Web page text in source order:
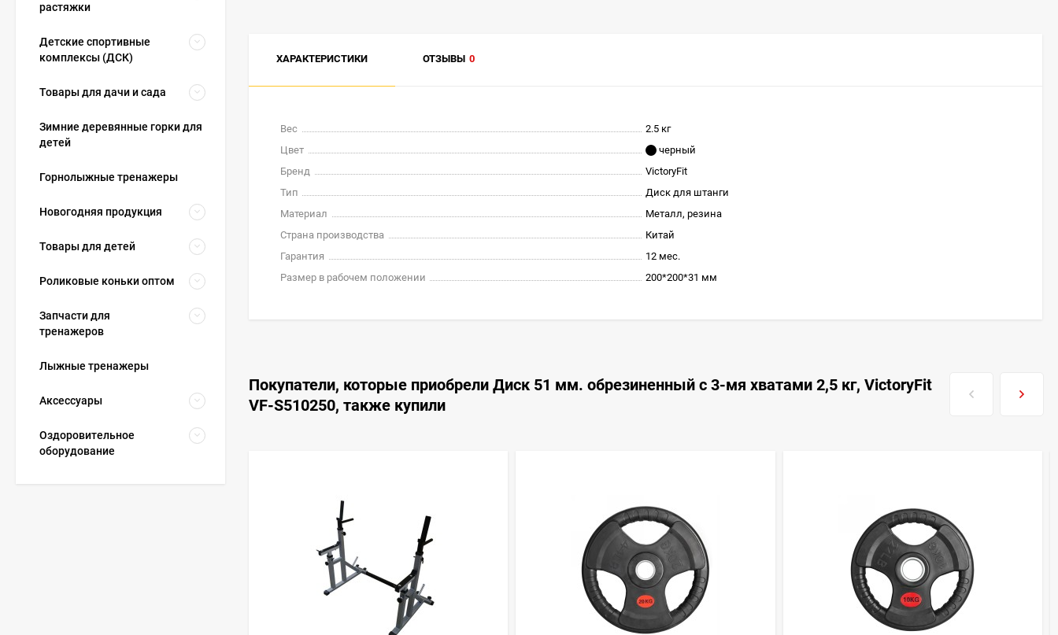
ХАРАКТЕРИСТИКИ ОТЗЫВЫ 0
Вес
2.5 кг
Цвет
черный
Бренд
VictoryFit
Тип
Диск для штанги
Материал
Металл, резина
Страна производства
Китай
Гарантия
12 мес.
Размер в рабочем положении
200*200*31 мм
Покупатели, которые приобрели Диск 51 мм. обрезиненный с 3-мя хватами 2,5 кг, VictoryFit
VF-S510250, также купили
растяжки
Детские спортивные
комплексы (ДСК)
Товары для дачи и сада
Зимние деревянные горки для
детей
Горнолыжные тренажеры
Новогодняя продукция
Товары для детей
Роликовые коньки оптом
Запчасти для
тренажеров
Лыжные тренажеры
Аксессуары
Оздоровительное
оборудование